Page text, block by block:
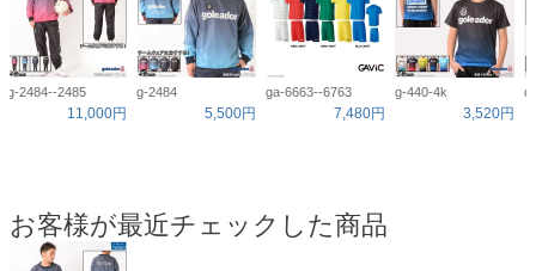
g-2484--2485
11,000円
g-2484
5,500円
ga-6663--6763
7,480円
g-440-4k
3,520円
お客様が最近チェックした商品